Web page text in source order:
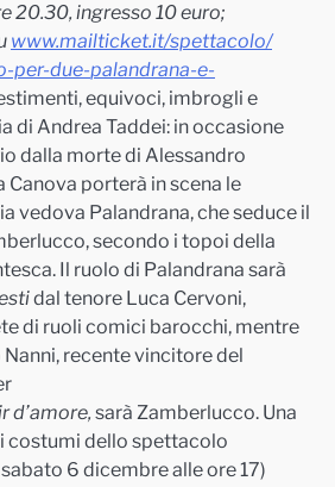
20.30, ingresso 10 euro;
www.mailticket.it/spettacolo/
per-due-palandrana-e-
equivoci, imbrogli e
di Andrea Taddei: in occasione
dalla morte di Alessandro
Canova porterà in scena le
vedova Palandrana, che seduce il
secondo i topoi della
Il ruolo di Palandrana sarà
dal tenore Luca Cervoni,
di ruoli comici barocchi, mentre
recente vincitore del
d’amore, sarà Zamberlucco. Una
costumi dello spettacolo
6 dicembre alle ore 17)